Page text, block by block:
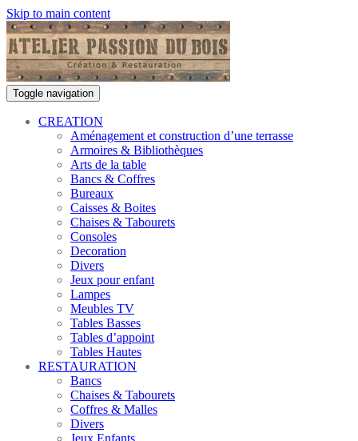
Skip to main content
Toggle navigation
CREATION
Aménagement et construction d’une terrasse
Armoires & Bibliothèques
Arts de la table
Bancs & Coffres
Bureaux
Caisses & Boites
Chaises & Tabourets
Consoles
Decoration
Divers
Jeux pour enfant
Lampes
Meubles TV
Tables Basses
Tables d’appoint
Tables Hautes
RESTAURATION
Bancs
Chaises & Tabourets
Coffres & Malles
Divers
Jeux Enfants